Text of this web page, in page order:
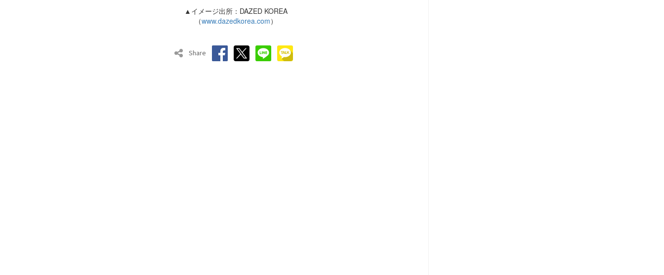
▲イメージ出所：DAZED KOREA
（www.dazedkorea.com）
Share